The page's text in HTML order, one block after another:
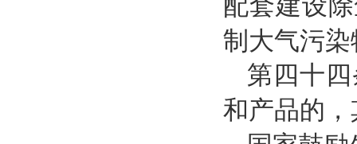
制大气污
第四十
和产品的